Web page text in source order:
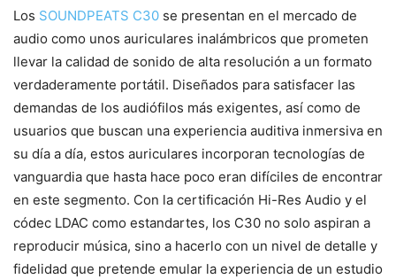
Los SOUNDPEATS C30 se presentan en el mercado de
audio como unos auriculares inalámbricos que prometen
llevar la calidad de sonido de alta resolución a un formato
verdaderamente portátil. Diseñados para satisfacer las
demandas de los audiófilos más exigentes, así como de
usuarios que buscan una experiencia auditiva inmersiva en
su día a día, estos auriculares incorporan tecnologías de
vanguardia que hasta hace poco eran difíciles de encontrar
en este segmento. Con la certificación Hi-Res Audio y el
códec LDAC como estandartes, los C30 no solo aspiran a
reproducir música, sino a hacerlo con un nivel de detalle y
fidelidad que pretende emular la experiencia de un estudio